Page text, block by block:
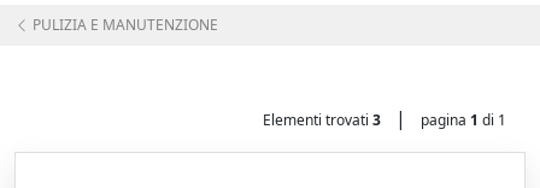
PULIZIA E MANUTENZIONE
Elementi trovati 3 | pagina 1 di 1